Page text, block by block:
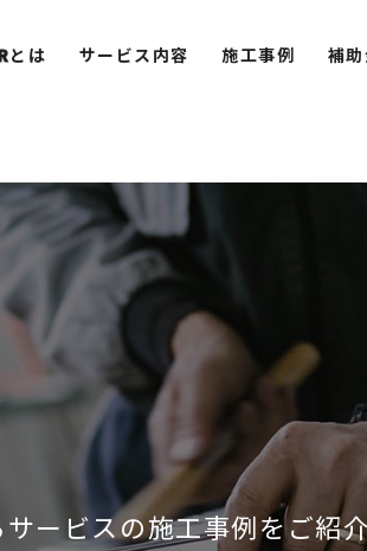
とは サービス内容 施工事例 補
ービスの施工事例をご紹